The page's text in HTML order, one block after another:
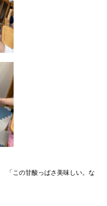
この甘酸っぱさ美味しい。な